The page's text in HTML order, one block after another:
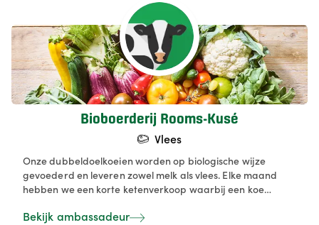
komen plukken. De winkel wordt voorzien van lokaal,
lekkere en voornamelijk bio producten. Op onze eigen
plantages te Wielsbeke en Beernem worden blauwe
bessen, stekelbessen, rode bessen, witte bessen,
frambozen en heel wat soorten klein fruit en bloesems
(zoals de vlierbloesems) geteeld. Met dit fruit worden
sappen, smoothies, confituren, spreads, smoothies, coulis...
geproduceerd. Die worden op de markt gebracht als
lokaal product.Bioboerderij Rooms-Kusé
Vlees
Onze dubbeldoelkoeien worden op biologische wijze
gevoederd en leveren zowel melk als vlees. Elke maand
hebben we een korte ketenverkoop waarbij een koe
biokippen die in een volière tussen de koeien lopen. Ze
Bekijk ambassadeur